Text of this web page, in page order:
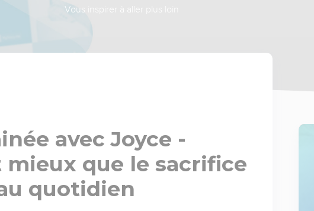
Vous inspirer à aller plus loin
avec Joyce -
mieux que le sacrifice
quotidien